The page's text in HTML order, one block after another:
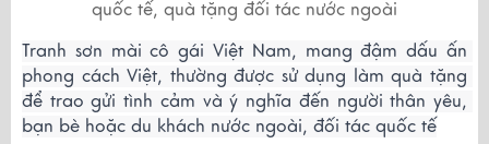
Tranh sơn mài cô gái Việt Nam, mang đậm dấu ấn
phong cách Việt, thường được sử dụng làm quà tặng
để trao gửi tình cảm và ý nghĩa đến người thân yêu,
bạn bè hoặc du khách nước ngoài, đối tác quốc tế